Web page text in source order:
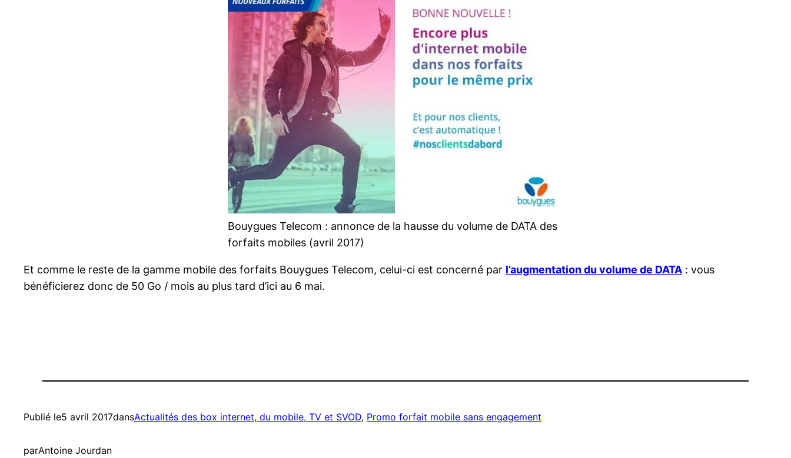
Bouygues Telecom : annonce de la hausse du volume de DATA des
forfaits mobiles (avril 2017)
Et comme le reste de la gamme mobile des forfaits Bouygues Telecom, celui-ci est concerné par l’augmentation du volume de DATA : vous
bénéficierez donc de 50 Go / mois au plus tard d’ici au 6 mai.
Publié le5 avril 2017dansActualités des box internet, du mobile, TV et SVOD, Promo forfait mobile sans engagement
parAntoine Jourdan